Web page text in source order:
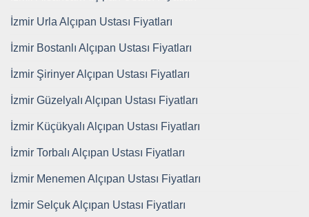
İzmir Urla Alçıpan Ustası Fiyatları
İzmir Bostanlı Alçıpan Ustası Fiyatları
İzmir Şirinyer Alçıpan Ustası Fiyatları
İzmir Güzelyalı Alçıpan Ustası Fiyatları
İzmir Küçükyalı Alçıpan Ustası Fiyatları
İzmir Torbalı Alçıpan Ustası Fiyatları
İzmir Menemen Alçıpan Ustası Fiyatları
İzmir Selçuk Alçıpan Ustası Fiyatları